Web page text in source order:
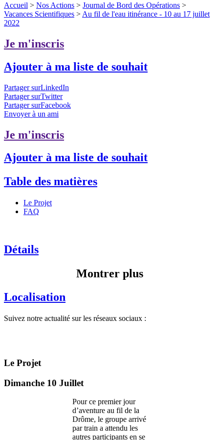
Accueil > Nos Actions > Journal de Bord des Opérations >
Vacances Scientifiques > Au fil de l'eau itinérance - 10 au 17 juillet
2022
Je m'inscris
Ajouter à ma liste de souhait
Partager surLinkedIn
Partager surTwitter
Partager surFacebook
Envoyer à un ami
Je m'inscris
Ajouter à ma liste de souhait
Table des matières
Le Projet
FAQ
Détails
Montrer plus
Localisation
Suivez notre actualité sur les réseaux sociaux :
Le Projet
Dimanche 10 Juillet
Pour ce premier jour
d’aventure au fil de la
Drôme, le groupe arrivé
par train a attendu les
autres participants en se